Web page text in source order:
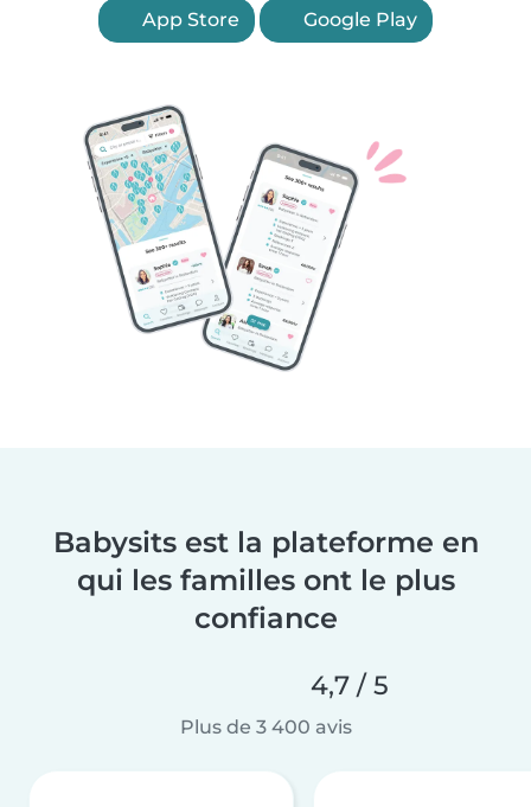
App Store Google Play
Babysits est la plateforme en
qui les familles ont le plus
confiance
4,7 / 5
Plus de 3 400 avis